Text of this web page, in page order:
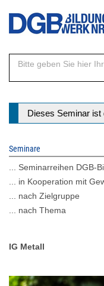
Direkt
Inhalt
Dieses Seminar ist
Seminare
... Seminarreihen DGB-
... in Kooperation mit
... nach Zielgruppe
... nach Thema
IG Metall